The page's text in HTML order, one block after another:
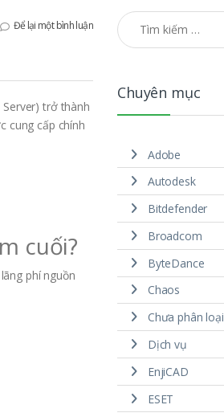
Để lại một bình luận
trở thành
cung cấp chính
cuối?
phí nguồn
Tìm kiếm cho:
Chuyên mục
Adobe
Autodesk
Bitdefender
Broadcom
ByteDance
Chaos
Chưa phân loại
Dịch vụ
EnjiCAD
ESET